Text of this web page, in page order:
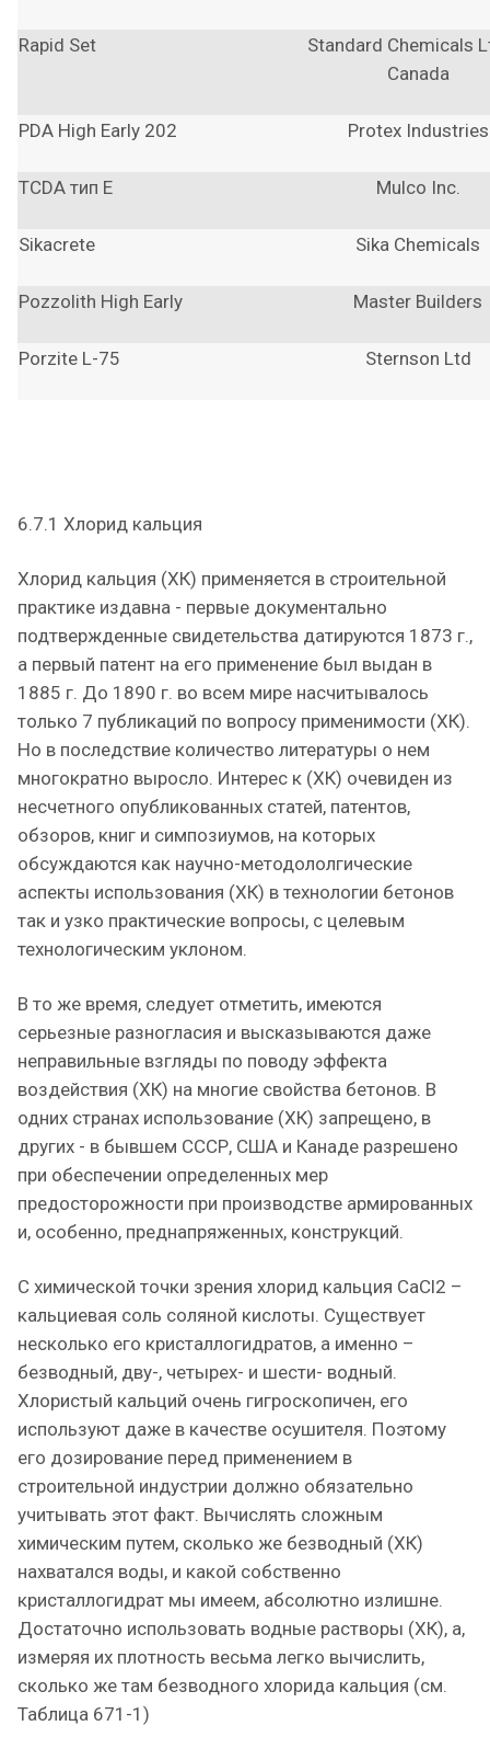
Rapid Set
Standard Chemicals
Canada
PDA High Early 202 Protex Industries
TCDA тип E Mulco Inc.
Sikacrete Sika Chemicals
Pozzolith High Early Master Builders
Porzite L-75 Sternson Ltd
6.7.1 Хлорид кальция
Хлорид кальция (ХК) применяется в строительной
практике издавна - первые документально
подтвержденные свидетельства датируются 1873 г.,
а первый патент на его применение был выдан в
1885 г. До 1890 г. во всем мире насчитывалось
только 7 публикаций по вопросу применимости (ХК).
Но в последствие количество литературы о нем
многократно выросло. Интерес к (ХК) очевиден из
несчетного опубликованных статей, патентов,
обзоров, книг и симпозиумов, на которых
обсуждаются как научно-методололгические
аспекты использования (ХК) в технологии бетонов
так и узко практические вопросы, с целевым
технологическим уклоном.
В то же время, следует отметить, имеются
серьезные разногласия и высказываются даже
неправильные взгляды по поводу эффекта
воздействия (ХК) на многие свойства бетонов. В
одних странах использование (ХК) запрещено, в
других - в бывшем СССР, США и Канаде разрешено
при обеспечении определенных мер
предосторожности при производстве армированных
и, особенно, преднапряженных, конструкций.
С химической точки зрения хлорид кальция CaCl2 –
кальциевая соль соляной кислоты. Существует
несколько его кристаллогидратов, а именно –
безводный, дву-, четырех- и шести- водный.
Хлористый кальций очень гигроскопичен, его
используют даже в качестве осушителя. Поэтому
его дозирование перед применением в
строительной индустрии должно обязательно
учитывать этот факт. Вычислять сложным
химическим путем, сколько же безводный (ХК)
нахватался воды, и какой собственно
кристаллогидрат мы имеем, абсолютно излишне.
Достаточно использовать водные растворы (ХК), а,
измеряя их плотность весьма легко вычислить,
сколько же там безводного хлорида кальция (см.
Таблица 671-1)